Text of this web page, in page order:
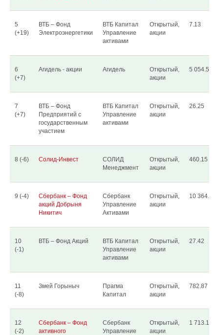
5
(+19)
ВТБ – Фонд
Электроэнергетики
ВТБ Капитал
Управление
активами
Открытый,
акции
7.13
6
(+7)
Агидель - акции Агидель
Открытый,
акции
5 054.53
7
(+7)
ВТБ – Фонд
Предприятий с
государственным
участием
ВТБ Капитал
Управление
активами
Открытый,
акции
26.25
8 (-6) Солид-Инвест
СОЛИД
Менеджмент
Открытый,
акции
460.15
9 (-4)
Сбербанк – Фонд
акций Добрыня
Никитич
Сбербанк
Управление
Активами
Открытый,
акции
10 364.49
10
(-1)
ВТБ – Фонд Акций
ВТБ Капитал
Управление
активами
Открытый,
акции
27.42
11
(-8)
Змей Горыныч
Прагма
Капитал
Открытый,
акции
782.87
12
(-2)
Сбербанк – Фонд
активного
Сбербанк
Управление
Открытый,
акции
1 713.10